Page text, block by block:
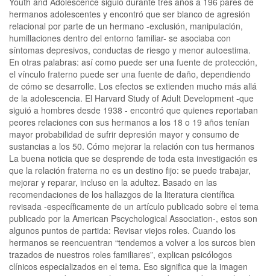
hermanos adolescentes y encontró que ser blanco de agresión
relacional por parte de un hermano -exclusión, manipulación,
humillaciones dentro del entorno familiar- se asociaba con
síntomas depresivos, conductas de riesgo y menor autoestima.
En otras palabras: así como puede ser una fuente de protección,
el vínculo fraterno puede ser una fuente de daño, dependiendo
de cómo se desarrolle. Los efectos se extienden mucho más allá
de la adolescencia. El Harvard Study of Adult Development -que
siguió a hombres desde 1938 - encontró que quienes reportaban
peores relaciones con sus hermanos a los 18 o 19 años tenían
mayor probabilidad de sufrir depresión mayor y consumo de
sustancias a los 50. Cómo mejorar la relación con tus hermanos
La buena noticia que se desprende de toda esta investigación es
que la relación fraterna no es un destino fijo: se puede trabajar,
mejorar y reparar, incluso en la adultez. Basado en las
recomendaciones de los hallazgos de la literatura científica
revisada -específicamente de un artículo publicado sobre el tema
publicado por la American Pscychological Association-, estos son
algunos puntos de partida: Revisar viejos roles. Cuando los
hermanos se reencuentran “tendemos a volver a los surcos bien
trazados de nuestros roles familiares”, explican psicólogos
clínicos especializados en el tema. Eso significa que la imagen